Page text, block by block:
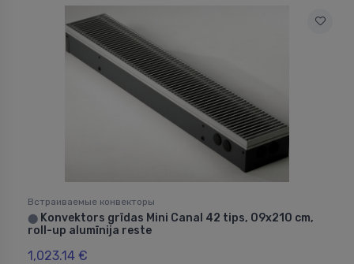
Встраиваемые конвекторы
⬤ Konvektors grīdas Mini Canal 42 tips, 09x210 cm,
roll-up alumīnija reste
1,023.14 €